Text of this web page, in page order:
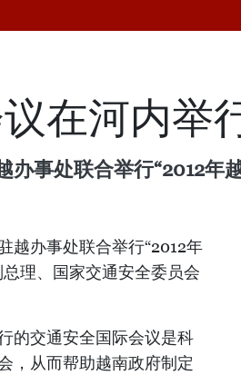
在河内举
事处联合举行“2012年
越办事处联合举行“2012年
理、国家交通安全委员会
的交通安全国际会议是科
，从而帮助越南政府制定